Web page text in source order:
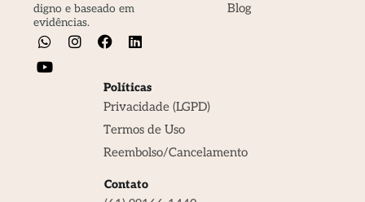
digno e baseado em
evidências.
Blog
Políticas
Privacidade (LGPD)
Termos de Uso
Reembolso/Cancelamento
Contato